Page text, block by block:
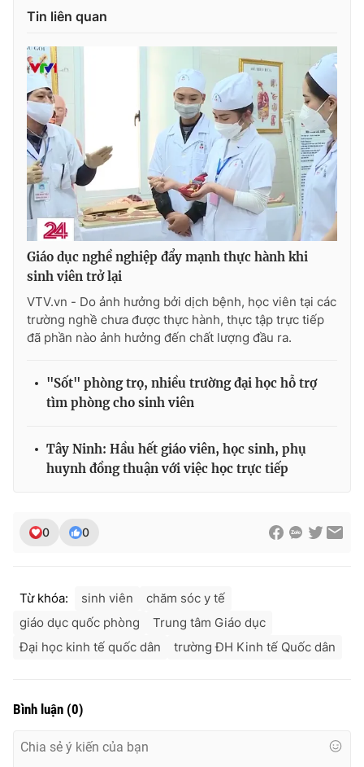
Ðiện thoại Thời báo VTV:
Liên hệ quảng cáo:
® Cấm sao chép dưới mọi hình thức nếu không có sự chấp
thuận bằng văn bản. Ghi rõ nguồn VTV.vn khi phát hành lại
thông tin từ website này.
Tin liên quan
Giáo dục nghề nghiệp đẩy mạnh thực hành khi
sinh viên trở lại
VTV.vn - Do ảnh hưởng bởi dịch bệnh, học viên tại các
trường nghề chưa được thực hành, thực tập trực tiếp
đã phần nào ảnh hưởng đến chất lượng đầu ra.
"Sốt" phòng trọ, nhiều trường đại học hỗ trợ
tìm phòng cho sinh viên
Tây Ninh: Hầu hết giáo viên, học sinh, phụ
huynh đồng thuận với việc học trực tiếp
0 0
Từ khóa: sinh viên
chăm sóc y tế
giáo dục quốc phòng
Trung tâm Giáo dục
Đại học kinh tế quốc dân
trường ĐH Kinh tế Quốc dân
Bình luận (0)